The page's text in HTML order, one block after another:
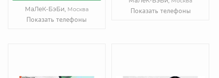
МаЛеК-БэБи, Москва
Показать телефоны
Показать телефоны